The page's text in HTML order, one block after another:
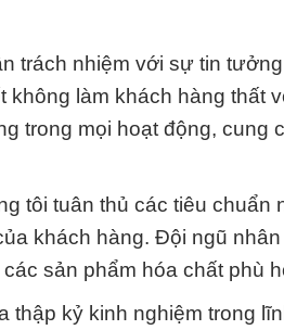
trách nhiệm với sự tin
không làm khách hàng thất
trong mọi hoạt động,
tôi tuân thủ các tiêu
khách hàng. Đội ngũ
sản phẩm hóa chất phù
thập kỷ kinh nghiệm trong